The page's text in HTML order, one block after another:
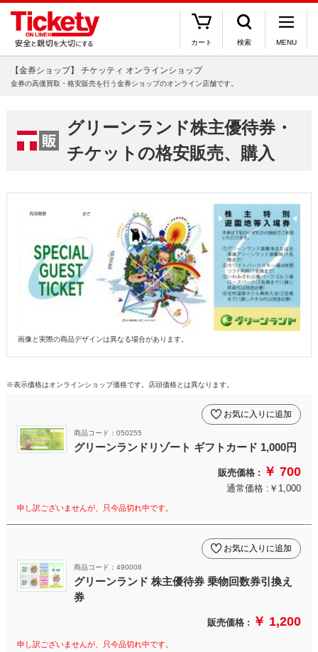
カート 検索 MENU
【金券ショップ】 チケッティ オンラインショップ
金券の高価買取・格安販売を行う金券ショップのオンライン店舗です。
グリーンランド株主優待券・
チケットの格安販売、購入
画像と実際の商品デザインは異なる場合があります。
※表示価格はオンラインショップ価格です。店頭価格とは異なります。
商品コード：050255
グリーンランドリゾート ギフトカード 1,000円
お気に入りに追加
販売価格 : ￥ 700
通常価格 :￥1,000
申し訳ございませんが、只今品切れ中です。
商品コード：490008
グリーンランド 株主優待券 乗物回数券引換え
券
お気に入りに追加
販売価格 : ￥ 1,200
申し訳ございませんが、只今品切れ中です。